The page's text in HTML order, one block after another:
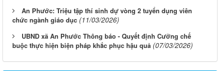
An Phước: Triệu tập thí sinh dự vòng 2 tuyển dụng viên
chức ngành giáo dục (11/03/2026)
UBND xã An Phước Thông báo - Quyết định Cưỡng chế
buộc thực hiện biện pháp khắc phục hậu quả (07/03/2026)